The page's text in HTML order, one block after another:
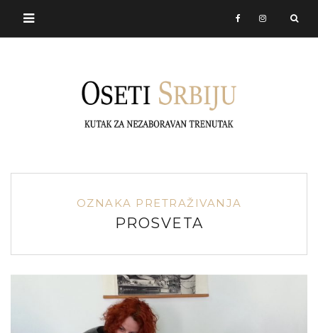
OZNAKA PRETRAŽIVANJA
PROSVETA